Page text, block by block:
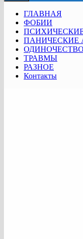
ГЛАВНАЯ
ФОБИИ
ПАНИЧЕСКИЕ
ОДИНОЧЕСТВО
ТРАВМЫ
РАЗНОЕ
Контакты